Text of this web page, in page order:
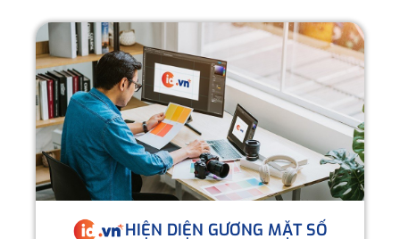
HIỆN DIỆN GƯƠNG MẶT SỐ